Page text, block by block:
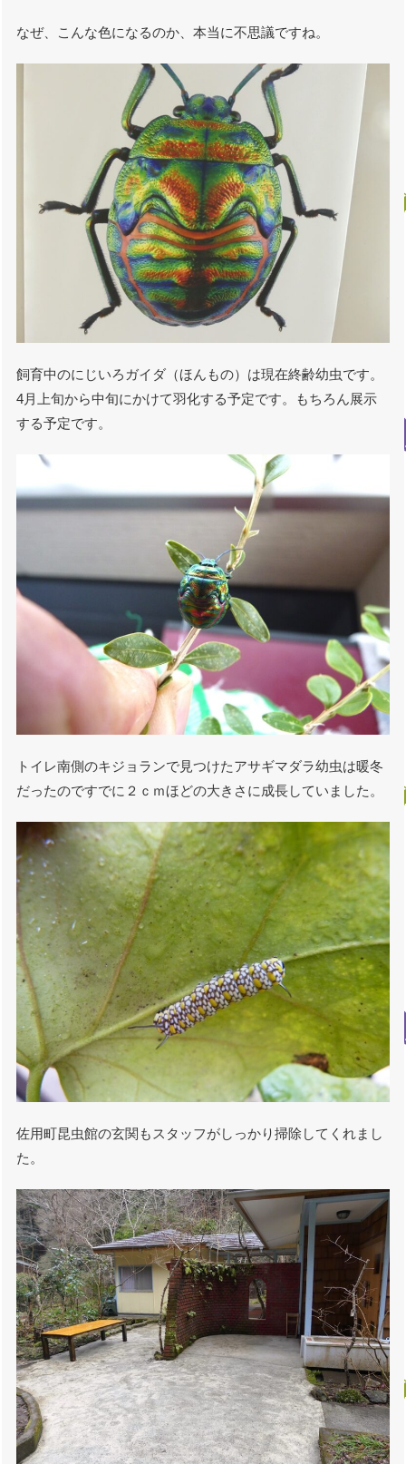
なぜ、こんな色になるのか、本当に不思議ですね。
飼育中のにじいろガイダ（ほんもの）は現在終齢幼虫です。
4月上旬から中旬にかけて羽化する予定です。もちろん展示
する予定です。
トイレ南側のキジョランで見つけたアサギマダラ幼虫は暖冬
だったのですでに２ｃｍほどの大きさに成長していました。
佐用町昆虫館の玄関もスタッフがしっかり掃除してくれまし
た。